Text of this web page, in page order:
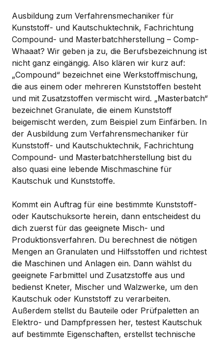
Ausbildung zum Verfahrensmechaniker für
Kunststoff- und Kautschuktechnik, Fachrichtung
Compound- und Masterbatchherstellung – Comp-
Whaaat? Wir geben ja zu, die Berufsbezeichnung ist
nicht ganz eingängig. Also klären wir kurz auf:
„Compound“ bezeichnet eine Werkstoffmischung,
die aus einem oder mehreren Kunststoffen besteht
und mit Zusatzstoffen vermischt wird. „Masterbatch“
bezeichnet Granulate, die einem Kunststoff
beigemischt werden, zum Beispiel zum Einfärben. In
der Ausbildung zum Verfahrensmechaniker für
Kunststoff- und Kautschuktechnik, Fachrichtung
Compound- und Masterbatchherstellung bist du
also quasi eine lebende Mischmaschine für
Kautschuk und Kunststoffe.
Kommt ein Auftrag für eine bestimmte Kunststoff-
oder Kautschuksorte herein, dann entscheidest du
dich zuerst für das geeignete Misch- und
Produktionsverfahren. Du berechnest die nötigen
Mengen an Granulaten und Hilfsstoffen und richtest
die Maschinen und Anlagen ein. Dann wählst du
geeignete Farbmittel und Zusatzstoffe aus und
bedienst Kneter, Mischer und Walzwerke, um den
Kautschuk oder Kunststoff zu verarbeiten.
Außerdem stellst du Bauteile oder Prüfpaletten an
Elektro- und Dampfpressen her, testest Kautschuk
auf bestimmte Eigenschaften, erstellst technische